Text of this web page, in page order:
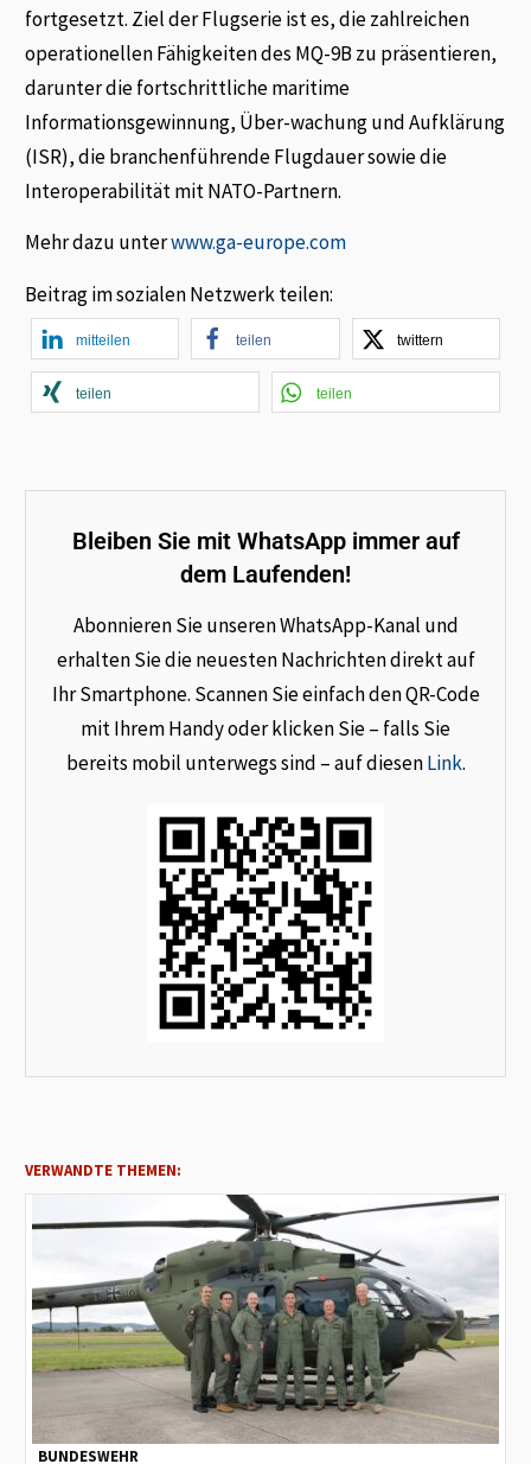
fortgesetzt. Ziel der Flugserie ist es, die zahlreichen
operationellen Fähigkeiten des MQ-9B zu präsentieren,
darunter die fortschrittliche maritime
Informationsgewinnung, Über-wachung und Aufklärung
(ISR), die branchenführende Flugdauer sowie die
Interoperabilität mit NATO-Partnern.
Mehr dazu unterwww.ga-europe.com
Beitrag im sozialen Netzwerk teilen:
mitteilen teilen twittern
teilen teilen
Bleiben Sie mit WhatsApp immer auf
dem Laufenden!
Abonnieren Sie unseren WhatsApp-Kanal und
erhalten Sie die neuesten Nachrichten direkt auf
Ihr Smartphone. Scannen Sie einfach den QR-Code
mit Ihrem Handy oder klicken Sie – falls Sie
bereits mobil unterwegs sind – auf diesenLink.
VERWANDTE THEMEN:
BUNDESWEHR